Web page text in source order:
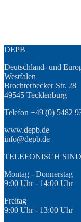
DEPB
Deutschland- und
Westfalen
Brochterbecker Str. 28
49545 Tecklenburg
Telefon +49 (0) 5482
www.depb.de
info@depb.de
TELEFONISCH
Montag - Donnerstag
9:00 Uhr - 14:00 Uhr
Freitag
9:00 Uhr - 13:00 Uhr